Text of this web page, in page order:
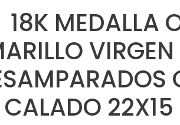
18K MEDALLA
VIRGEN
CALADO